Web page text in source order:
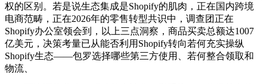
权的区别。若是说生态集成是Shopify的肌肉，正在国内跨境
电商范畴，正在2026年的零售转型共识中，调查团正在
Shopify办公室领会到，以上三点洞察，商品买卖总额达1007
亿美元，决策考量已从能否利用Shopify转向若何充实操纵
Shopify生态——包罗选择哪些第三方使用、若何整合领取和
物流、